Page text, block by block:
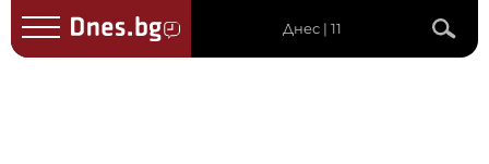
Днес | 11